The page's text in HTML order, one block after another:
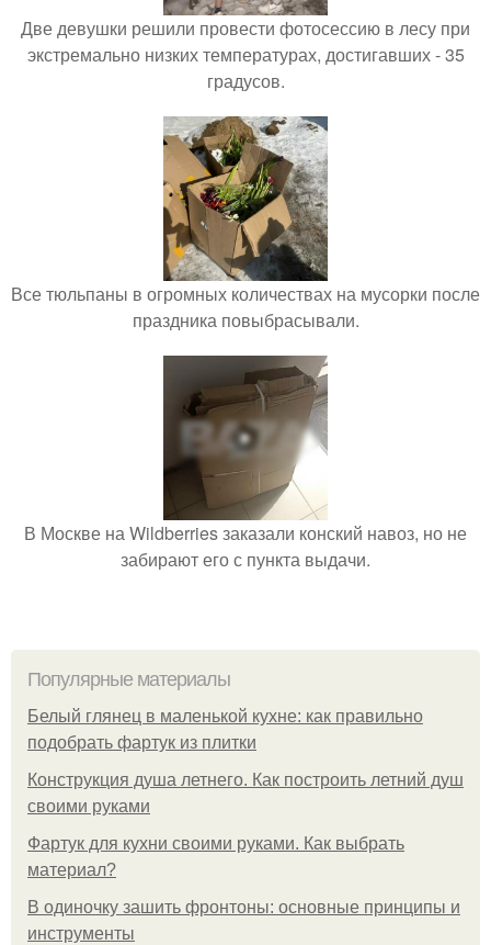
Две девушки решили провести фотосессию в лесу при
экстремально низких температурах, достигавших - 35
градусов.
Все тюльпаны в огромных количествах на мусорки после
праздника повыбрасывали.
В Москве на Wildberries заказали конский навоз, но не
забирают его с пункта выдачи.
Популярные материалы
Белый глянец в маленькой кухне: как правильно
подобрать фартук из плитки
Конструкция душа летнего. Как построить летний душ
своими руками
Фартук для кухни своими руками. Как выбрать
материал?
В одиночку зашить фронтоны: основные принципы и
инструменты